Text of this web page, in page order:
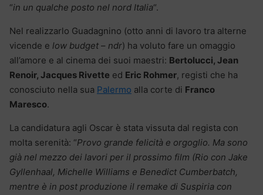
“in un qualche posto nel nord Italia“.
Nel realizzarlo Guadagnino (otto anni di lavoro tra alterne
vicende e low budget – ndr) ha voluto fare un omaggio
all’amore e al cinema dei suoi maestri: Bertolucci, Jean
Renoir, Jacques Rivette ed Eric Rohmer, registi che ha
conosciuto nella sua Palermo alla corte di Franco
Maresco.
La candidatura agli Oscar è stata vissuta dal regista con
molta serenità: “Provo grande felicità e orgoglio. Ma sono
già nel mezzo dei lavori per il prossimo film (Rio con Jake
Gyllenhaal, Michelle Williams e Benedict Cumberbatch,
mentre è in post produzione il remake di Suspiria con